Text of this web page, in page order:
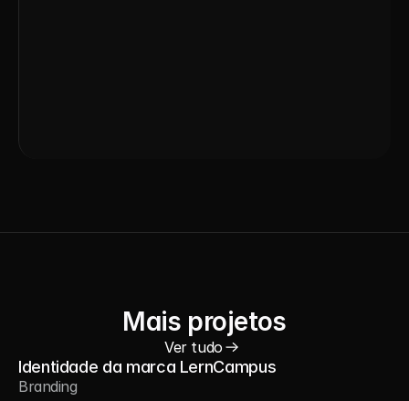
Mais projetos
Ver tudo
Identidade da marca LernCampus
Branding